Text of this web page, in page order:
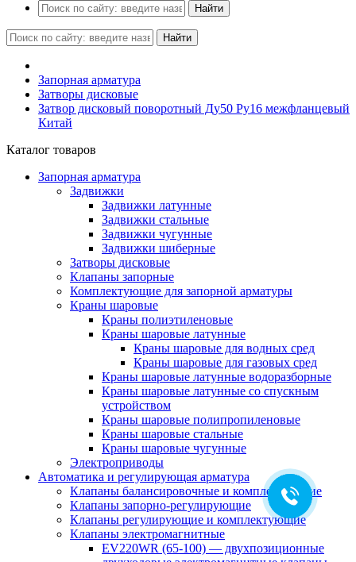
Найти
Найти
Запорная арматура
Затворы дисковые
Затвор дисковый поворотный Ду50 Ру16 межфланцевый
Китай
Каталог товаров
Запорная арматура
Задвижки
Задвижки латунные
Задвижки стальные
Задвижки чугунные
Задвижки шиберные
Затворы дисковые
Клапаны запорные
Комплектующие для запорной арматуры
Краны шаровые
Краны полиэтиленовые
Краны шаровые латунные
Краны шаровые для водных сред
Краны шаровые для газовых сред
Краны шаровые латунные водоразборные
Краны шаровые латунные со спускным
устройством
Краны шаровые полипропиленовые
Краны шаровые стальные
Краны шаровые чугунные
Электроприводы
Автоматика и регулирующая арматура
Клапаны балансировочные и комплектующие
Клапаны запорно-регулирующие
Клапаны регулирующие и комплектующие
Клапаны электромагнитные
EV220WR (65-100) — двухпозиционные